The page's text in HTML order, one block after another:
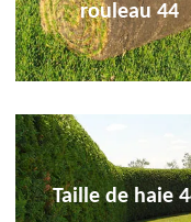
rouleau 44
Taille de haie